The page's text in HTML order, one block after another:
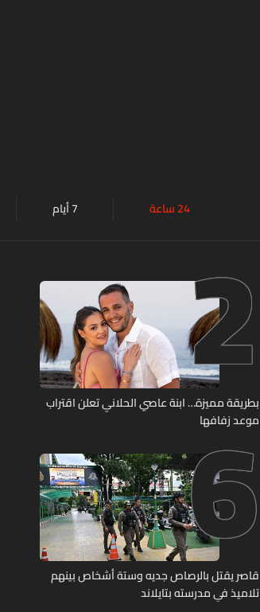
24 ساعة 7 أيام 2
بطريقة مميزة… ابنة عاصي الحلاني تعلن اقتراب
موعد زفافها
6
قاصر يقتل بالرصاص جديه وستة أشخاص بينهم
تلاميذ في مدرسته بتايلاند